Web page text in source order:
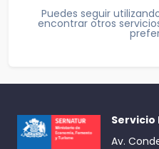
Puedes seguir
encontrar otros
Servicio
Av.